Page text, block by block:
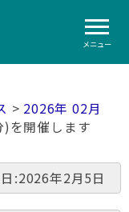
メニュー
> 2026年 02月
を開催します
:2026年2月5日